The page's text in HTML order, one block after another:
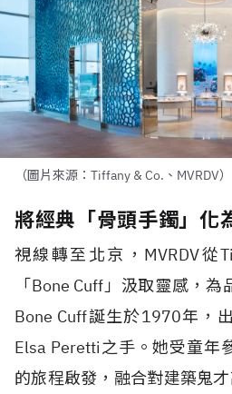
（圖片來源：Tiffany & Co.、MVRDV）
將經典「骨頭手鐲」化
視線轉至北京， MVRDV從
「Bone Cuff」汲取靈感，為
Bone Cuff誕生於1970年，
Elsa Peretti之手。她受童年
的旅程啟發，融合對建築鬼